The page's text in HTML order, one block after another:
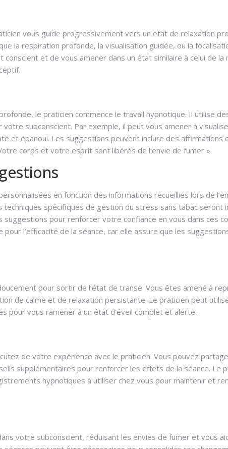
vous guide progressivement vers un état de relaxation
la respiration profonde, la visualisation guidée, ou la
et de vous amener dans un état similaire à celui de la
le praticien commence le travail hypnotique. Il utilise
subconscient. Par exemple, il peut vous amener à
et épanoui. Les suggestions peuvent inclure des affirmations
corps et votre esprit sont libérés de l’envie de fumer ».
en fonction des informations recueillies lors de
spécifiques de gestion du stress sans tabac seront
suggestions pour renforcer votre confiance en vous dans ces
l’efficacité de la séance, car elle assure que les
pour sortir de l’état de transe. Vous êtes amené à
de calme et de relaxation persistante. Le praticien peut
pour vous ramener à un état d’éveil complet et alerte.
de votre expérience avec le praticien. Vous pouvez
supplémentaires pour renforcer les effets de la séance. Le
hypnotiques à utiliser chez vous pour maintenir et
votre subconscient, réduisant les envies de fumer et vous